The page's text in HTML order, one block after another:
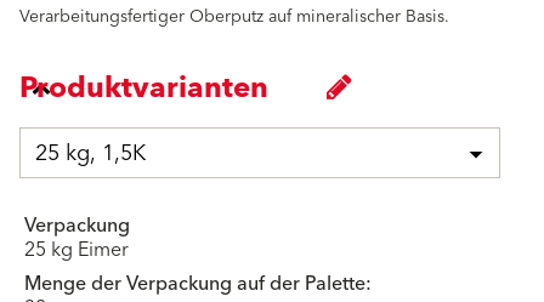
Verarbeitungsfertiger Oberputz auf mineralischer Basis.
Produktvarianten
25 kg, 1,5K
Verpackung
25 kg Eimer
Menge der Verpackung auf der Palette: